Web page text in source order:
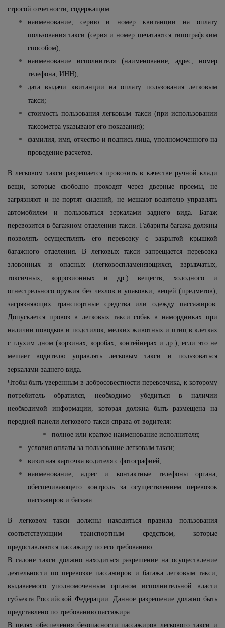
строгой отчетности, содержащим:
наименование, серию и номер квитанции на оплату
пользования такси (серия и номер печатаются типографским
способом);
наименование исполнителя (наименование, адрес, номер
телефона, ИНН);
дата выдачи квитанции на оплату пользования легковым
такси;
стоимость пользования легковым такси (при использовании
таксометра указывают его показания);
фамилия, имя, отчество и подпись лица, уполномоченного на
проведение расчетов.
В легковом такси разрешается провозить в качестве ручной клади
вещи, которые свободно проходят через дверные проемы, не
загрязняют и не портят сидений, не мешают водителю управлять
автомобилем и пользоваться зеркалами заднего вида. Багаж
перевозится в багажном отделении такси. Габариты багажа должны
позволять осуществлять его перевозку с закрытой крышкой
багажного отделения. В легковых такси запрещается перевозка
зловонных и опасных (легковоспламеняющихся, взрывчатых,
токсичных, коррозионных и др.) веществ, холодного и
огнестрельного оружия без чехлов и упаковки, вещей (предметов),
загрязняющих транспортные средства или одежду пассажиров.
Допускается провоз в легковых такси собак в намордниках при
наличии поводков и подстилок, мелких животных и птиц в клетках
с глухим дном (корзинах, коробах, контейнерах и др.), если это не
мешает водителю управлять легковым такси и пользоваться
зеркалами заднего вида.
Чтобы быть уверенным в добросовестности перевозчика, к которому
потребитель обратился, необходимо убедиться в наличии
необходимой информации, которая должна быть размещена на
передней панели легкового такси справа от водителя:
полное или краткое наименование исполнителя;
условия оплаты за пользование легковым такси;
визитная карточка водителя с фотографией;
наименование, адрес и контактные телефоны органа,
обеспечивающего контроль за осуществлением перевозок
пассажиров и багажа.
В легковом такси должны находиться правила пользования
соответствующим транспортным средством, которые
предоставляются пассажиру по его требованию.
В салоне такси должно находиться разрешение на осуществление
деятельности по перевозке пассажиров и багажа легковым такси,
выдаваемого уполномоченным органом исполнительной власти
субъекта Российской Федерации. Данное разрешение должно быть
представлено по требованию пассажира.
В целях обеспечения безопасности пассажиров легкового такси и